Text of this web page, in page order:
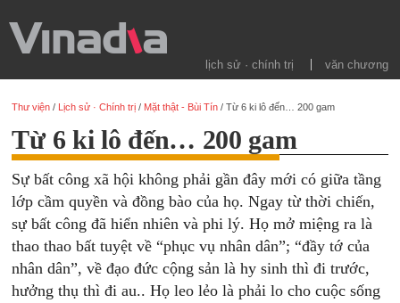
lịch sử · chính trị văn chương
Thư viện / Lịch sử · Chính trị / Mặt thật - Bùi Tín /Từ 6 ki lô đến… 200 gam
Từ 6 ki lô đến… 200 gam
Sự bất công xã hội không phải gần đây mới có giữa tầng
lớp cầm quyền và đồng bào của họ. Ngay từ thời chiến,
sự bất công đã hiển nhiên và phi lý. Họ mở miệng ra là
thao thao bất tuyệt về “phục vụ nhân dân”; “đầy tớ của
nhân dân”, về đạo đức cộng sản là hy sinh thì đi trước,
hưởng thụ thì đi au.. Họ leo lẻo là phải lo cho cuộc sống